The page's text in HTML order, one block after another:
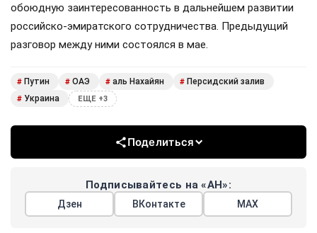
обоюдную заинтересованность в дальнейшем развитии
российско-эмиратского сотрудничества. Предыдущий
разговор между ними состоялся в мае.
# Путин # ОАЭ # аль Нахайян # Персидский залив
# Украина ЕЩЕ +3
Поделиться
Подписывайтесь на «АН»:
Дзен ВКонтакте МАХ